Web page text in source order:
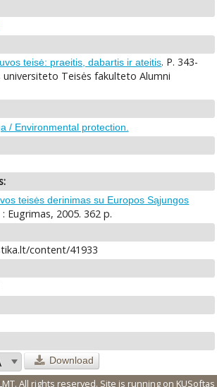
teisė: praeitis, dabartis ir ateitis. P. 343-
universiteto Teisės fakulteto Alumni
/ Environmental protection.
teisės derinimas su Europos Sąjungos
: Eugrimas, 2005. 362 p.
content/41933
Download
All rights reserved. Site is running on KUSoftas